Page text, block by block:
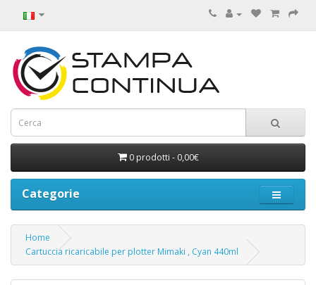
0 prodotti - 0,00€
Categorie
Home
Cartuccia ricaricabile per plotter Mimaki , Cyan 440ml